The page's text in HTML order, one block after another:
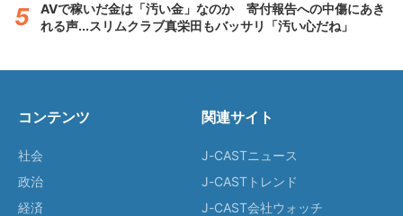
AVで稼いだ金は「汚い金」なのか 寄付報告への中傷にあき
れる声...スリムクラブ真栄田もバッサリ「汚い心だね」
コンテンツ
社会
政治
経済
関連サイト
J-CASTニュース
J-CASTトレンド
J-CAST会社ウォッチ